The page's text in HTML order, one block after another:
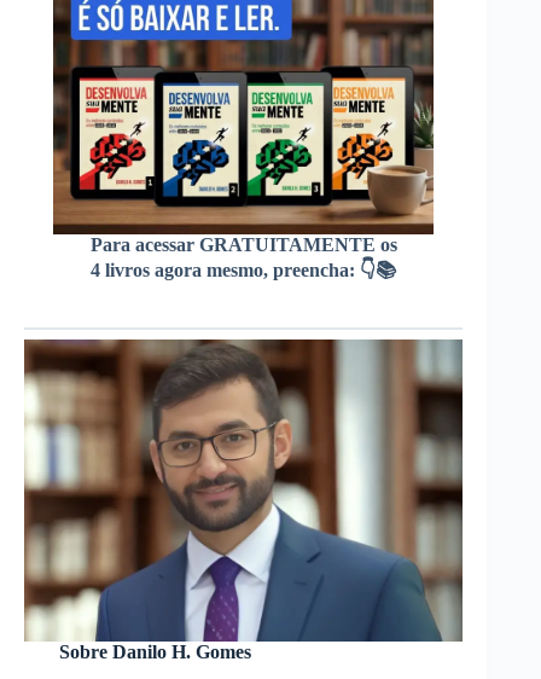
Para acessar GRATUITAMENTE os
4 livros agora mesmo, preencha: 👇📚
Sobre Danilo H. Gomes